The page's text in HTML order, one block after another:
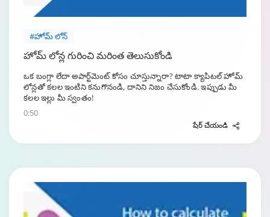
#హోమ్ లోన్
హోమ్ లోన్ల గురించి మరింత తెలుసుకోండి
ఒక బంగ్లా లేదా అపార్ట్‌మెంట్ కోసం చూస్తున్నారా? టాటా క్యాపిటల్ హోమ్
లోన్లతో కలల ఇంటిని కనుగొనండి, దానిని నిజం చేసుకోండి. ఇప్పుడు మీ
కలల ఇల్లు మీ స్వంతం!
0:50
షేర్ చేయండి